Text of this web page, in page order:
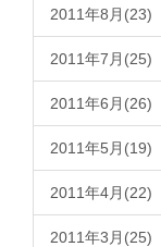
2011年8月(23)
2011年7月(25)
2011年6月(26)
2011年5月(19)
2011年4月(22)
2011年3月(25)